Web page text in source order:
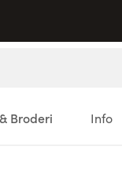
Broderi Info